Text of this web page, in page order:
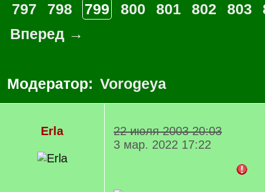
797
798 799 800 801 802 803
Вперед →
Модератор: Vorogeya
Erla
22 июля 2003 20:03
3 мар. 2022 17:22